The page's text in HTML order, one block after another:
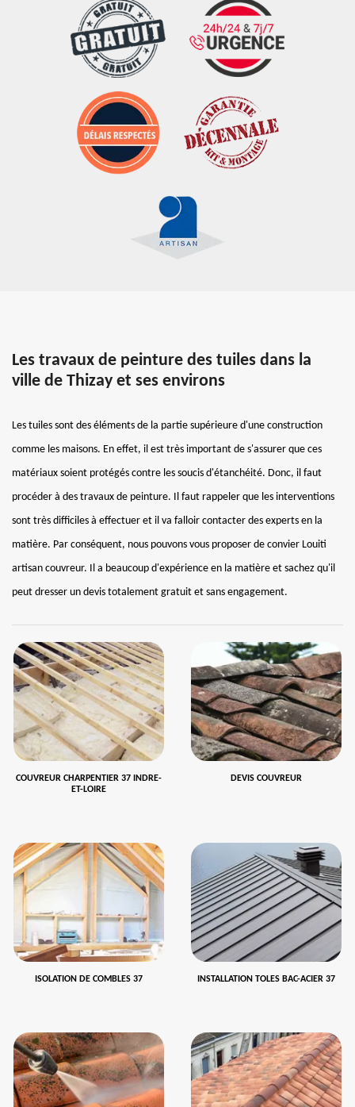
Les travaux de peinture des tuiles dans la
ville de Thizay et ses environs
Les tuiles sont des éléments de la partie supérieure d'une construction
comme les maisons. En effet, il est très important de s'assurer que ces
matériaux soient protégés contre les soucis d'étanchéité. Donc, il faut
procéder à des travaux de peinture. Il faut rappeler que les interventions
sont très difficiles à effectuer et il va falloir contacter des experts en la
matière. Par conséquent, nous pouvons vous proposer de convier Louiti
artisan couvreur. Il a beaucoup d'expérience en la matière et sachez qu'il
peut dresser un devis totalement gratuit et sans engagement.
COUVREUR CHARPENTIER 37 INDRE-
ET-LOIRE
DEVIS COUVREUR
ISOLATION DE COMBLES 37 INSTALLATION TOLES BAC-ACIER 37